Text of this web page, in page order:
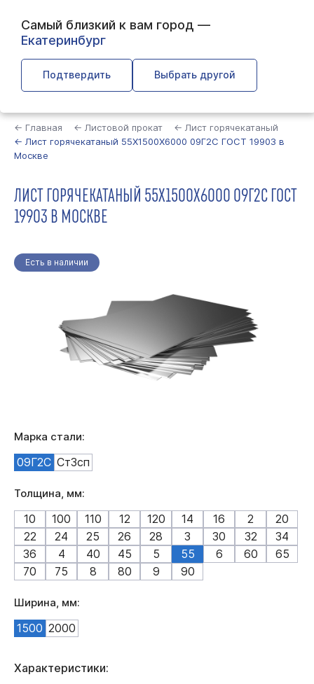
Самый близкий к вам город —
Екатеринбург
Подтвердить Выбрать другой
← Главная ← Листовой прокат
← Лист горячекатаный
← Лист горячекатаный 55Х1500Х6000 09Г2С ГОСТ 19903 в
Москве
ЛИСТ ГОРЯЧЕКАТАНЫЙ 55Х1500Х6000 09Г2С ГОСТ
19903 В МОСКВЕ
Есть в наличии
Марка стали:
09Г2С Ст3сп
Толщина, мм:
10 100 110 12 120 14 16 2
20
22
24 25 26 28 3 30 32
34
36
4 40 45 5 55 6 60
65
70
75 8 80 9 90
Ширина, мм:
1500 2000
Характеристики: